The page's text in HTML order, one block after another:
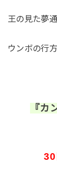
王の見た夢
ウンボの行
『カ
30